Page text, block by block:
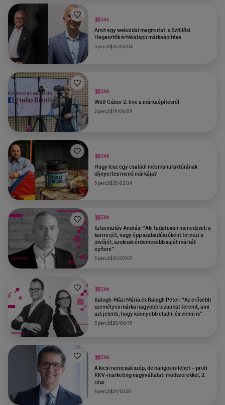
Cikk
Amit egy weboldal megmutat: a Szöllősi
Hegesztők értékalapú márkaépítése
5 perc2025/05/04
Cikk
Wolf Gábor 2. live a márkaépítésről
2 perc2019/08/09
Cikk
Hogy lesz egy családi mézmanufaktúrának
díjnyertes menő márkája?
5 perc2025/02/24
Cikk
Sztaniszláv András: “Aki tudatosan menedzseli a
karrierjét, vagy épp szabadúszóként tervezi a
jövőjét, azoknak érdemesebb saját márkát
építeni”
5 perc2020/07/07
Cikk
Balogh-Mázi Mária és Balogh Péter: “Az erősebb
személyes márka nagyobb bizalmat teremt, ami
azt jelenti, hogy könnyebb eladni és venni is”
3 perc2020/06/19
Cikk
A kicsi nemcsak szép, de hangos is lehet – profi
KKV-marketing nagyvállalati módszerekkel, 2.
rész
6 perc2021/12/20